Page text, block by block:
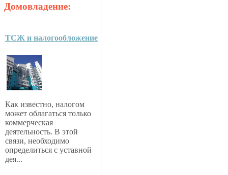
Домовладение:
ТСЖ и налогообложение
Как известно, налогом
может облагаться только
коммерческая
деятельность. В этой
связи, необходимо
определиться с уставной
дея...